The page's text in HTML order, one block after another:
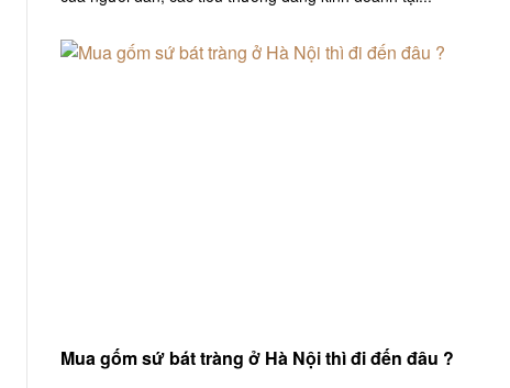
Mua gốm sứ bát tràng ở Hà Nội thì đi đến đâu ?